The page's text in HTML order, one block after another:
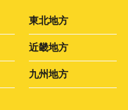
東北地方
近畿地方
九州地方